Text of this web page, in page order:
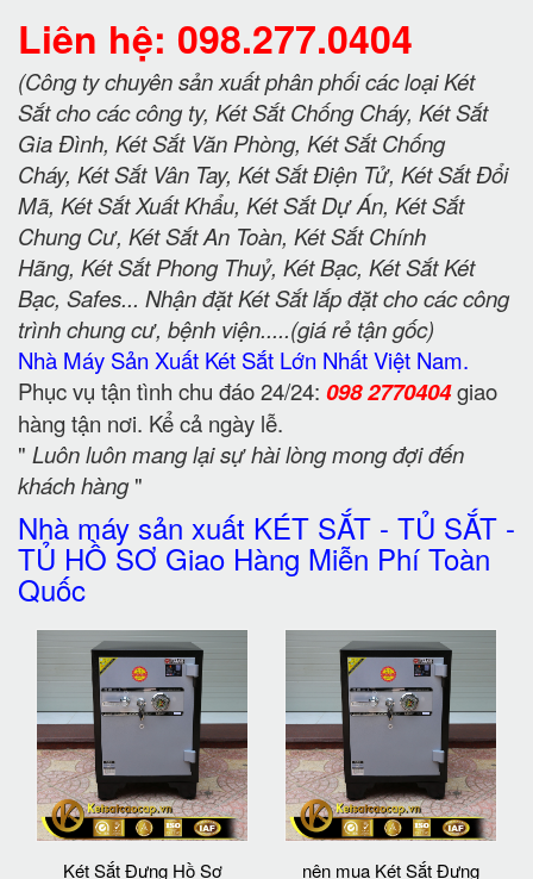
Liên hệ: 098.277.0404
(Công ty chuyên sản xuất phân phối các loại Két
Sắt cho các công ty, Két Sắt Chống Cháy, Két Sắt
Gia Đình, Két Sắt Văn Phòng, Két Sắt Chống
Cháy, Két Sắt Vân Tay, Két Sắt Điện Tử, Két Sắt Đổi
Mã, Két Sắt Xuất Khẩu, Két Sắt Dự Án, Két Sắt
Chung Cư, Két Sắt An Toàn, Két Sắt Chính
Hãng, Két Sắt Phong Thuỷ, Két Bạc, Két Sắt Két
Bạc, Safes... Nhận đặt Két Sắt lắp đặt cho các công
trình chung cư, bệnh viện.....(giá rẻ tận gốc)
Nhà Máy Sản Xuất Két Sắt Lớn Nhất Việt Nam.
Phục vụ tận tình chu đáo 24/24: 098 2770404giao
hàng tận nơi. Kể cả ngày lễ.
" Luôn luôn mang lại sự hài lòng mong đợi đến
khách hàng"
Nhà máy sản xuất KÉT SẮT - TỦ SẮT -
TỦ HỒ SƠ Giao Hàng Miễn Phí Toàn
Quốc
Két Sắt Đựng Hồ Sơ nên mua Két Sắt Đựng